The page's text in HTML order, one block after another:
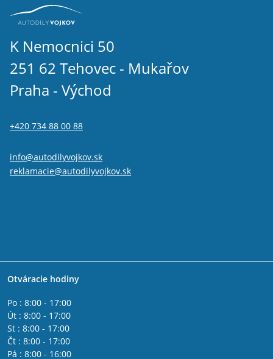
K Nemocnici 50
251 62 Tehovec - Mukařov
Praha - Východ
+420 734 88 00 88
info@autodilyvojkov.sk
reklamacie@autodilyvojkov.sk
Otváracie hodiny
Po : 8:00 - 17:00
Út : 8:00 - 17:00
St : 8:00 - 17:00
Čt : 8:00 - 17:00
Pá : 8:00 - 16:00